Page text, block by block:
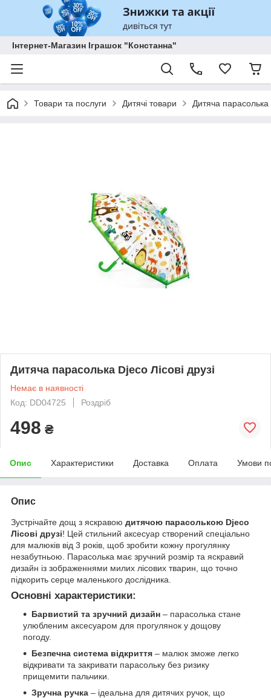
Інтернет-Магазин Іграшок "Констанна"
Товари та послуги Дитячі товари Дитяча парасолька
Дитяча парасолька Djeco Лісові друзі
Немає в наявності
Код: DD04725
Роздріб
498 ₴
Опис Характеристики Доставка Оплата Умови
Опис
Зустрічайте дощ з яскравою дитячою парасолькою Djeco
Лісові друзі! Цей стильний аксесуар створений спеціально
для малюків від 3 років, щоб зробити кожну прогулянку
незабутньою. Парасолька має зручний розмір та яскравий
дизайн із зображеннями милих лісових тварин, що точно
підкорить серце маленького дослідника.
Основні характеристики:
Барвистий та зручний дизайн – парасолька стане
улюбленим аксесуаром для прогулянок у дощову
погоду.
Безпечна система відкриття – малюк зможе легко
відкривати та закривати парасольку без ризику
прищемити пальчики.
Зручна ручка – ідеальна для дитячих ручок, що